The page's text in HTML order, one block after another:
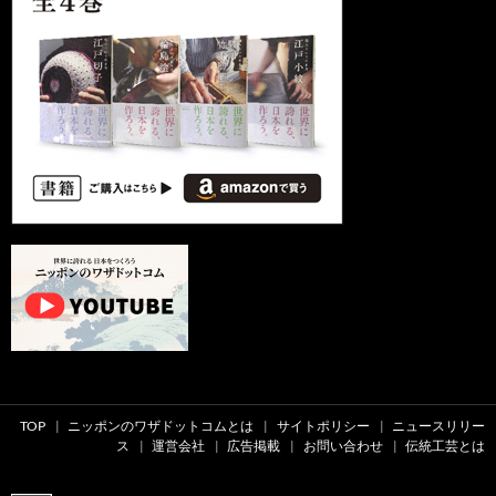
TOP ニッポンのワザドットコムとは サイトポリシー
ニュースリリー
ス
運営会社 広告掲載 お問い合わせ 伝統工芸とは